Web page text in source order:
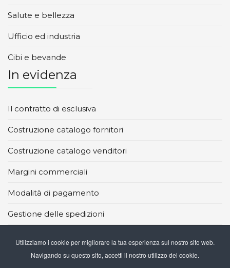
Salute e bellezza
Ufficio ed industria
Cibi e bevande
In evidenza
Il contratto di esclusiva
Costruzione catalogo fornitori
Costruzione catalogo venditori
Margini commerciali
Modalità di pagamento
Gestione delle spedizioni
I CMS per il DropShipping
Utilizziamo i cookie per migliorare la tua esperienza sul nostro sito web.
Navigando su questo sito, accetti il nostro utilizzo dei cookie.